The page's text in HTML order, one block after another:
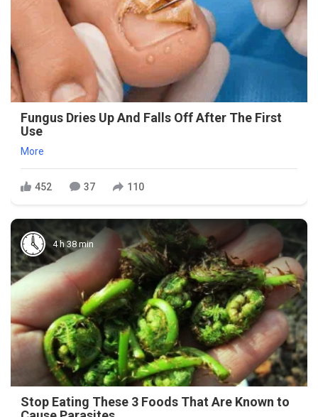
Fungus Dries Up And Falls Off After The First
Use
More
452 37 110
4 h 38 min
Stop Eating These 3 Foods That Are Known to